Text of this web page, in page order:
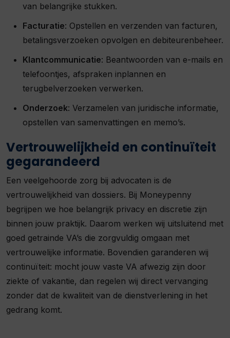
van belangrijke stukken.
Facturatie: Opstellen en verzenden van facturen,
betalingsverzoeken opvolgen en debiteurenbeheer.
Klantcommunicatie: Beantwoorden van e-mails en
telefoontjes, afspraken inplannen en
terugbelverzoeken verwerken.
Onderzoek: Verzamelen van juridische informatie,
opstellen van samenvattingen en memo’s.
Vertrouwelijkheid en continuïteit
gegarandeerd
Een veelgehoorde zorg bij advocaten is de
vertrouwelijkheid van dossiers. Bij Moneypenny
begrijpen we hoe belangrijk privacy en discretie zijn
binnen jouw praktijk. Daarom werken wij uitsluitend met
goed getrainde VA’s die zorgvuldig omgaan met
vertrouwelijke informatie. Bovendien garanderen wij
continuïteit: mocht jouw vaste VA afwezig zijn door
ziekte of vakantie, dan regelen wij direct vervanging
zonder dat de kwaliteit van de dienstverlening in het
gedrang komt.